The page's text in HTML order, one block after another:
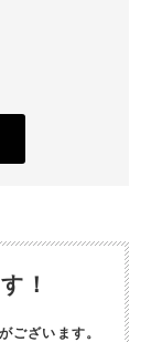
！
ございます。